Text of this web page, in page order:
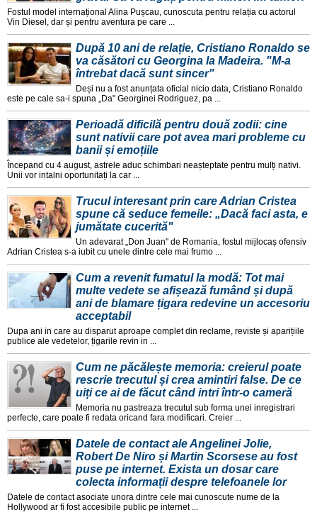
Fostul model internațional Alina Pușcau, cunoscuta pentru relația cu actorul
Vin Diesel, dar și pentru aventura pe care ...
După 10 ani de relație, Cristiano Ronaldo se
va căsători cu Georgina la Madeira. "M-a
întrebat dacă sunt sincer"
Deși nu a fost anunțata oficial nicio data, Cristiano Ronaldo
este pe cale sa-i spuna „Da" Georginei Rodriguez, pa ...
Perioadă dificilă pentru două zodii: cine
sunt nativii care pot avea mari probleme cu
banii și emoțiile
Începand cu 4 august, astrele aduc schimbari neașteptate pentru mulți nativi.
Unii vor intalni oportunitați la car ...
Trucul interesant prin care Adrian Cristea
spune că seduce femeile: „Dacă faci asta, e
jumătate cucerită"
Un adevarat „Don Juan" de Romania, fostul mijlocaș ofensiv
Adrian Cristea s-a iubit cu unele dintre cele mai frumo ...
Cum a revenit fumatul la modă: Tot mai
multe vedete se afișează fumând și după
ani de blamare țigara redevine un accesoriu
acceptabil
Dupa ani in care au disparut aproape complet din reclame, reviste și aparițiile
publice ale vedetelor, țigarile revin in ...
Cum ne păcălește memoria: creierul poate
rescrie trecutul și crea amintiri false. De ce
uiți ce ai de făcut când intri într-o cameră
Memoria nu pastreaza trecutul sub forma unei inregistrari
perfecte, care poate fi redata oricand fara modificari. Creier ...
Datele de contact ale Angelinei Jolie,
Robert De Niro și Martin Scorsese au fost
puse pe internet. Exista un dosar care
colecta informații despre telefoanele lor
Datele de contact asociate unora dintre cele mai cunoscute nume de la
Hollywood ar fi fost accesibile public pe internet ...